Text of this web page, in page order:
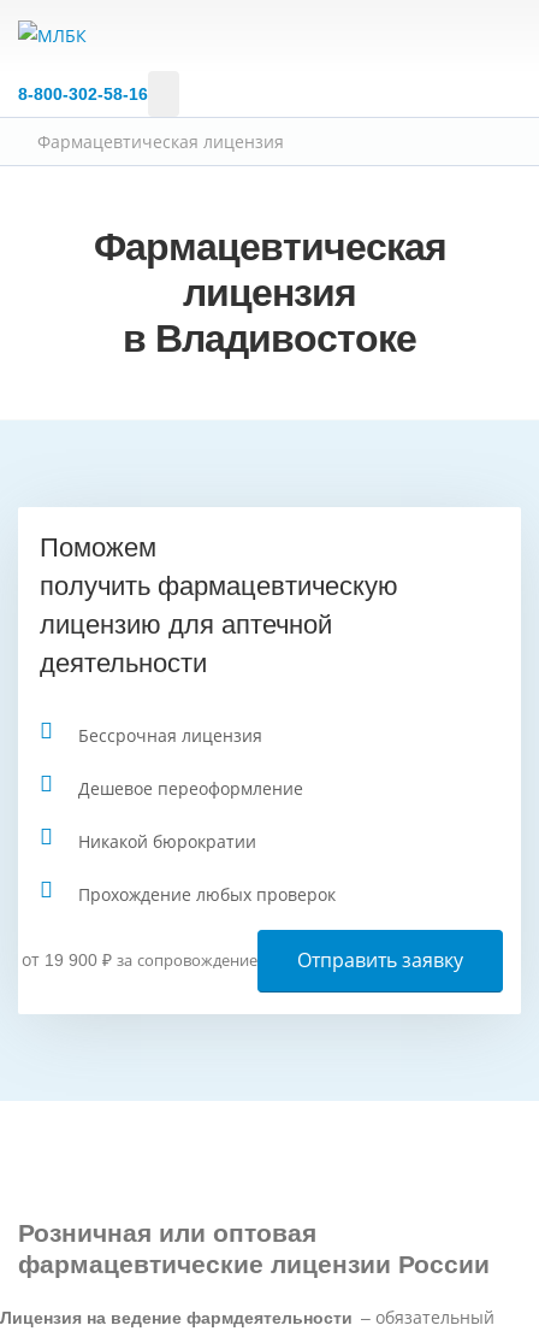
8‑800‑302‑58‑16
Фармацевтическая лицензия
Фармацевтическая
лицензия
в Владивостоке
Поможем
получить фармацевтическую
лицензию для аптечной
деятельности
Бессрочная лицензия
Дешевое переоформление
Никакой бюрократии
Прохождение любых проверок
от 19 900 ₽ за сопровождение Отправить заявку
Розничная или оптовая
фармацевтические лицензии России
Лицензия на ведение фармдеятельности – обязательный